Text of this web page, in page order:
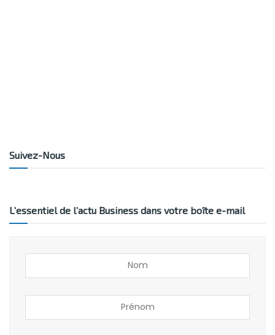
Suivez-Nous
L’essentiel de l’actu Business dans votre boîte e-mail